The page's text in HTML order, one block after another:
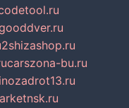
2shizashop.ru
carszona-bu.ru